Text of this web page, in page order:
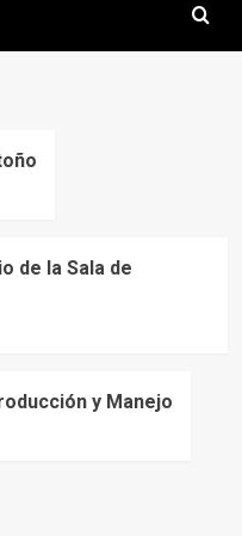
de la Sala de
y Manejo